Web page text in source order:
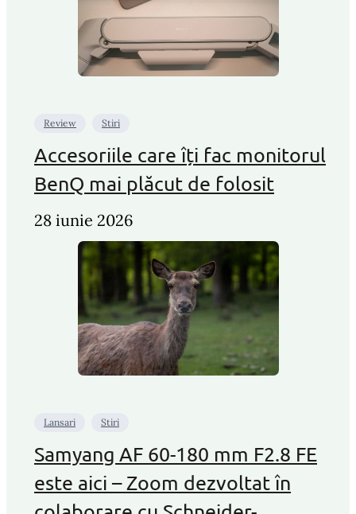
Review Stiri
Accesoriile care îți fac monitorul
BenQ mai plăcut de folosit
28 iunie 2026
Lansari Stiri
Samyang AF 60-180 mm F2.8 FE
este aici – Zoom dezvoltat în